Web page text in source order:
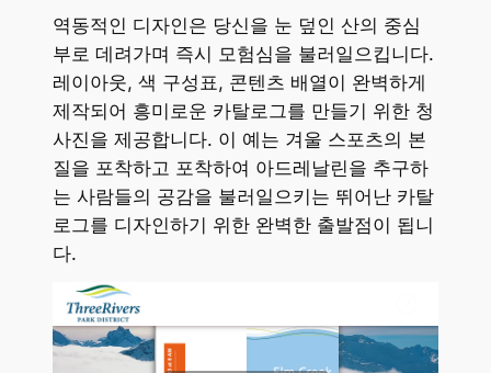
역동적인 디자인은 당신을 눈 덮인 산의 중심
부로 데려가며 즉시 모험심을 불러일으킵니다.
레이아웃, 색 구성표, 콘텐츠 배열이 완벽하게
제작되어 흥미로운 카탈로그를 만들기 위한 청
사진을 제공합니다. 이 예는 겨울 스포츠의 본
질을 포착하고 포착하여 아드레날린을 추구하
는 사람들의 공감을 불러일으키는 뛰어난 카탈
로그를 디자인하기 위한 완벽한 출발점이 됩니
다.